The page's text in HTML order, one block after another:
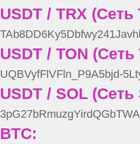
USDT / TRX (Сеть
USDT / TON (Сеть
UQBVyfFlVFln_P9A5bjd-
USDT / SOL (Сеть
BTC: